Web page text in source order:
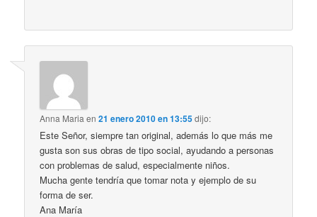
Anna Maria en21 enero 2010 en 13:55dijo:
Este Señor, siempre tan original, además lo que más me
gusta son sus obras de tipo social, ayudando a personas
con problemas de salud, especialmente niños.
Mucha gente tendría que tomar nota y ejemplo de su
forma de ser.
Ana María